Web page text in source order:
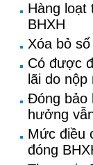
Hàng loạt
BHXH
Xóa bỏ
Có được
lãi do nộp
Đóng bảo
hưởng
Mức điều
đóng